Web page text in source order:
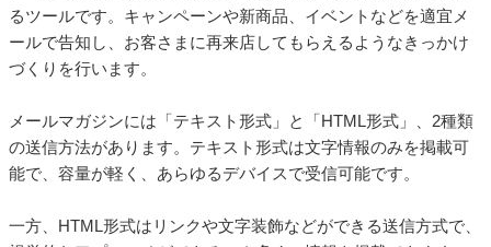
るツールです。キャンペーンや新商品、イベントなどを適宜メ
ールで告知し、お客さまに再来店してもらえるようなきっかけ
づくりを行います。
メールマガジンには「テキスト形式」と「HTML形式」、2種類
の送信方法があります。テキスト形式は文字情報のみを掲載可
能で、容量が軽く、あらゆるデバイスで受信可能です。
一方、HTML形式はリンクや文字装飾などができる送信方式で、